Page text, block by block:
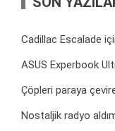
Cadillac Escalade
ASUS Experbook
Çöpleri paraya
Nostaljik radyo